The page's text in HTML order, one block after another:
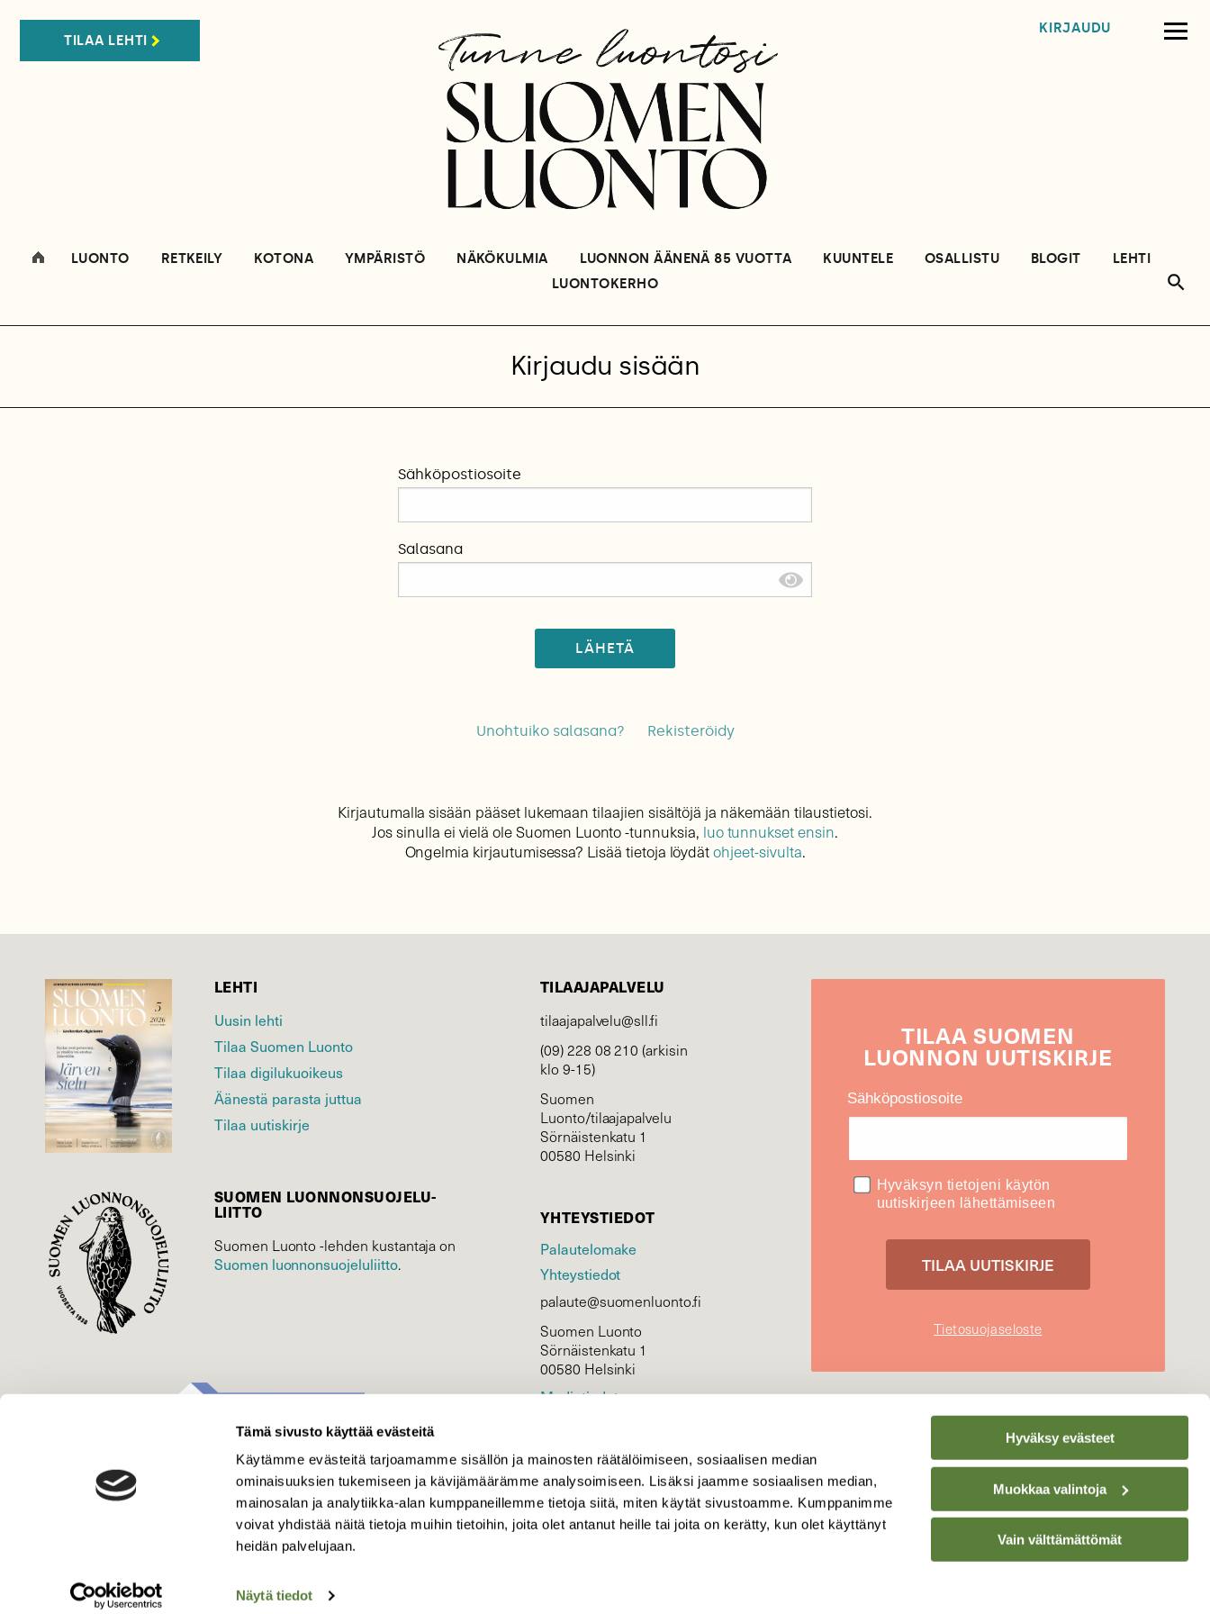
Tämä sivusto käyttää evästeitä
Käytämme evästeitä tarjoamamme sisällön ja mainosten räätälöimiseen, sosiaalisen median
ominaisuuksien tukemiseen ja kävijämäärämme analysoimiseen. Lisäksi jaamme sosiaalisen median,
mainosalan ja analytiikka-alan kumppaneillemme tietoja siitä, miten käytät sivustoamme. Kumppanimme
voivat yhdistää näitä tietoja muihin tietoihin, joita olet antanut heille tai joita on kerätty, kun olet käyttänyt
heidän palvelujaan.
Näytä tiedot
Hyväksy evästeet
Muokkaa valintoja
Vain välttämättömät
TILAA LEHTI
KIRJAUDU
LUONTO RETKEILY KOTONA YMPÄRISTÖ NÄKÖKULMIA LUONNON ÄÄNENÄ 85 VUOTTA KUUNTELE OSALLISTU BLOGIT
LEHTI
LUONTOKERHO
Kirjaudu sisään
Sähköpostiosoite
Salasana
LÄHETÄ
Unohtuiko salasana? Rekisteröidy
Kirjautumalla sisään pääset lukemaan tilaajien sisältöjä ja näkemään tilaustietosi.
Jos sinulla ei vielä ole Suomen Luonto -tunnuksia, luo tunnukset ensin.
Ongelmia kirjautumisessa? Lisää tietoja löydätohjeet-sivulta.
LEHTI
Uusin lehti
Tilaa Suomen Luonto
Tilaa digilukuoikeus
Äänestä parasta juttua
Tilaa uutiskirje
SUOMEN LUONNON­SUOJELU­
LIITTO
Suomen Luonto -lehden kustantaja on
Suomen luonnonsuojelu­liitto.
TILAAJAPALVELU
tilaajapalvelu@sll.fi
(09) 228 08 210 (arkisin
klo 9-15)
Suomen
Luonto/tilaajapalvelu
Sörnäistenkatu 1
00580 Helsinki
YHTEYSTIEDOT
Palautelomake
Yhteystiedot
palaute@suomenluonto.fi
Suomen Luonto
Sörnäistenkatu 1
00580 Helsinki
Mediatiedot
KIRJAUDU
TILAASUOMEN
LUONNON UUTIS­KIRJE
Sähköpostiosoite
Hyväksyn tietojeni käytön
uutiskirjeen lähettämiseen
Tietosuojaseloste